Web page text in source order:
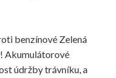
benzínové Zelená
Akumulátorové
údržby trávníku, a